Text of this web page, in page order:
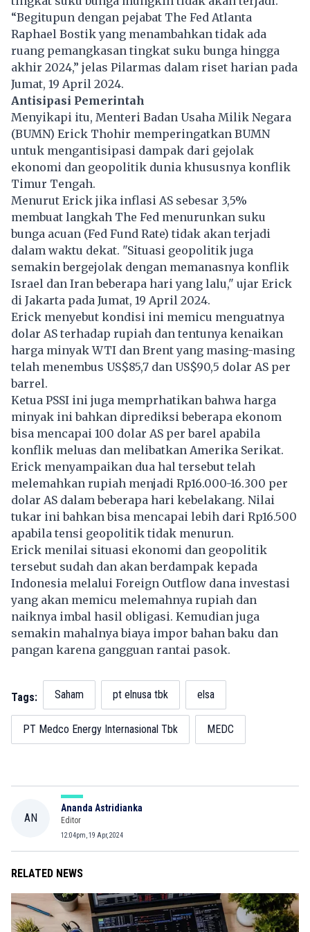
“Begitupun dengan pejabat The Fed Atlanta
Raphael Bostik yang menambahkan tidak ada
ruang pemangkasan tingkat suku bunga hingga
akhir 2024,” jelas Pilarmas dalam riset harian pada
Jumat, 19 April 2024.
Antisipasi Pemerintah
Menyikapi itu, Menteri Badan Usaha Milik Negara
(BUMN) Erick Thohir memperingatkan BUMN
untuk mengantisipasi dampak dari gejolak
ekonomi dan geopolitik dunia khususnya konflik
Timur Tengah.
Menurut Erick jika inflasi AS sebesar 3,5%
membuat langkah The Fed menurunkan suku
bunga acuan (Fed Fund Rate) tidak akan terjadi
dalam waktu dekat. "Situasi geopolitik juga
semakin bergejolak dengan memanasnya konflik
Israel dan Iran beberapa hari yang lalu," ujar Erick
di Jakarta pada Jumat, 19 April 2024.
Erick menyebut kondisi ini memicu menguatnya
dolar AS terhadap rupiah dan tentunya kenaikan
harga minyak WTI dan Brent yang masing-masing
telah menembus US$85,7 dan US$90,5 dolar AS per
barrel.
Ketua PSSI ini juga memprhatikan bahwa harga
minyak ini bahkan diprediksi beberapa ekonom
bisa mencapai 100 dolar AS per barel apabila
konflik meluas dan melibatkan Amerika Serikat.
Erick menyampaikan dua hal tersebut telah
melemahkan rupiah menjadi Rp16.000-16.300 per
dolar AS dalam beberapa hari kebelakang. Nilai
tukar ini bahkan bisa mencapai lebih dari Rp16.500
apabila tensi geopolitik tidak menurun.
Erick menilai situasi ekonomi dan geopolitik
tersebut sudah dan akan berdampak kepada
Indonesia melalui Foreign Outflow dana investasi
yang akan memicu melemahnya rupiah dan
naiknya imbal hasil obligasi. Kemudian juga
semakin mahalnya biaya impor bahan baku dan
pangan karena gangguan rantai pasok.
Tags: Saham pt elnusa tbk elsa
PT Medco Energy Internasional Tbk MEDC
AN
Ananda Astridianka
Editor
12:04pm, 19 Apr, 2024
RELATED NEWS